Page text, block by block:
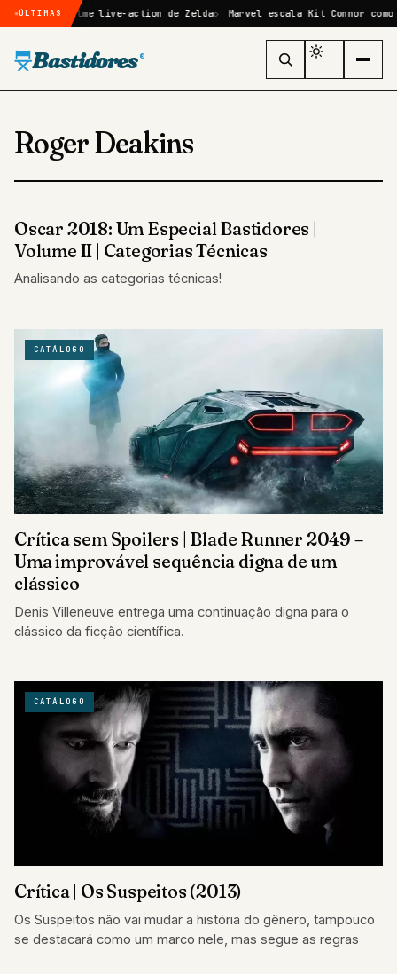
ÚLTIMAS
no filme live-action de Zelda Marvel escala Kit Connor como
Bastidores ®
Roger Deakins
COLUNAS
Oscar 2018: Um Especial Bastidores |
Volume II | Categorias Técnicas
Analisando as categorias técnicas!
CATÁLOGO
Crítica sem Spoilers | Blade Runner 2049 –
Uma improvável sequência digna de um
clássico
Denis Villeneuve entrega uma continuação digna para o
clássico da ficção científica.
CATÁLOGO
Crítica | Os Suspeitos (2013)
Os Suspeitos não vai mudar a história do gênero, tampouco
se destacará como um marco nele, mas segue as regras